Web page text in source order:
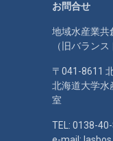
お問合せ
地域水産業共
（旧バラン
〒041-8611
北海道大学
室
TEL: 0138-